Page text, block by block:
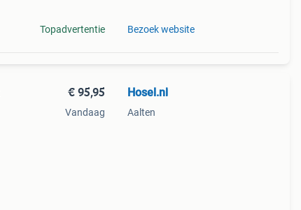
Topadvertentie Bezoek website
€ 95,95
Vandaag
Hosel.nl
Aalten